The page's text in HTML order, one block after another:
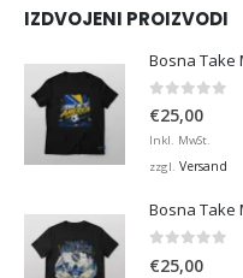
IZDVOJENI PROIZVODI
Bosna Take
0 von 5
€25,00
Inkl. MwSt.
zzgl. Versand
Bosna Take
€25,00